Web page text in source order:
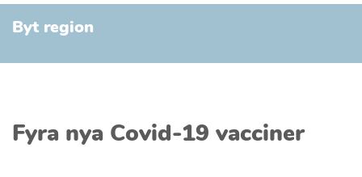
Skip
content
Byt region
Fyra nya Covid-19 vacciner